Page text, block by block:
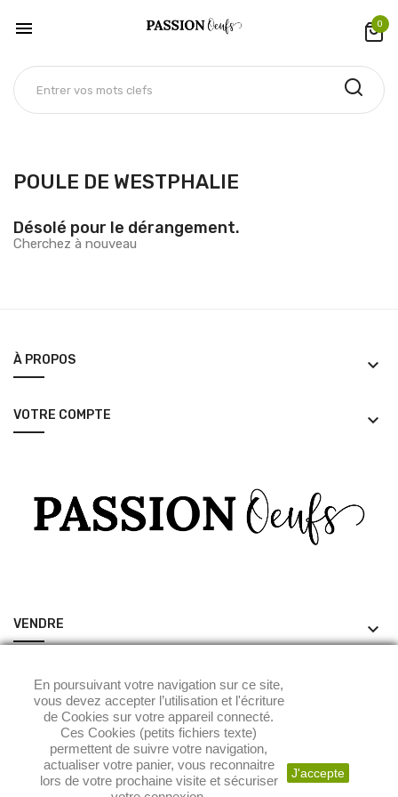
 0
POULE DE WESTPHALIE
Désolé pour le dérangement.
Cherchez à nouveau
À PROPOS keyboard_arrow_down
VOTRE COMPTE keyboard_arrow_down
En poursuivant votre navigation sur ce site,
vous devez accepter l’utilisation et l'écriture
de Cookies sur votre appareil connecté.
Ces Cookies (petits fichiers texte)
permettent de suivre votre navigation,
actualiser votre panier, vous reconnaitre
lors de votre prochaine visite et sécuriser
J'accepte
VENDRE keyboard_arrow_down
ACHETER